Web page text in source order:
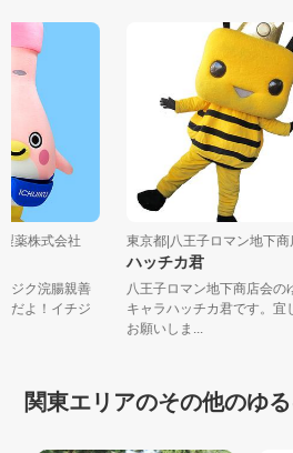
製薬株式会社
チジク浣腸親善
んだよ！イチジ
東京都|八王子ロマン地下
ハッチカ君
八王子ロマン地下商店会
キャラハッチカ君です。
お願いしま...
関東エリアのその他のゆ